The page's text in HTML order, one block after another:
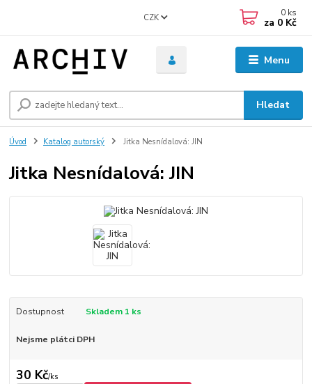
Menu
CZK
Hledat
0 ks
za 0 Kč
Úvod Katalog autorský Jitka Nesnídalová: JIN
Jitka Nesnídalová: JIN
Dostupnost Skladem 1 ks
Nejsme plátci DPH
30 Kč/ks